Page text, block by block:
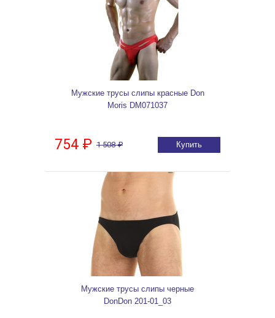
Мужские трусы слипы красные Don
Moris DM071037
754 ₽ 1 508 ₽ Купить
Мужские трусы слипы черные
DonDon 201-01_03